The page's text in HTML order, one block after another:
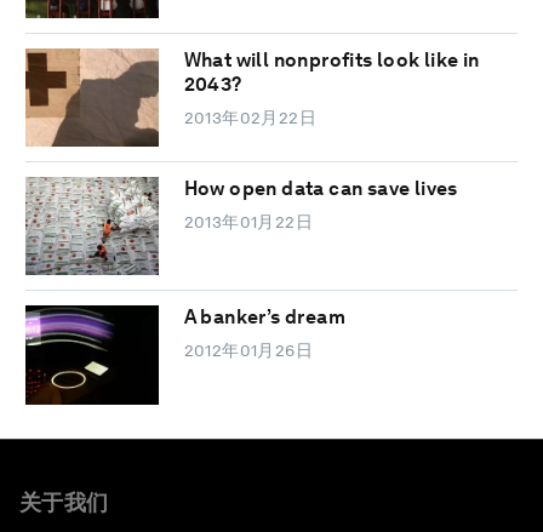
What will nonprofits look like in
2043?
2013年02月22日
How open data can save lives
2013年01月22日
A banker’s dream
2012年01月26日
关于我们